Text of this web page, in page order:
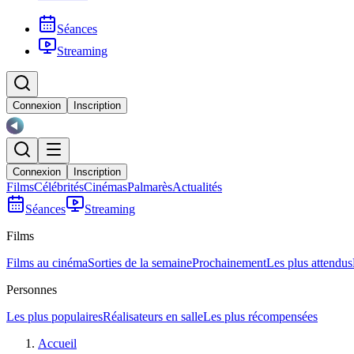
Séances
Streaming
Connexion Inscription
Connexion Inscription
FilmsCélébritésCinémasPalmarèsActualités
Séances
Streaming
Films
Films au cinémaSorties de la semaineProchainementLes plus attendus
Personnes
Les plus populairesRéalisateurs en salleLes plus récompensées
Accueil